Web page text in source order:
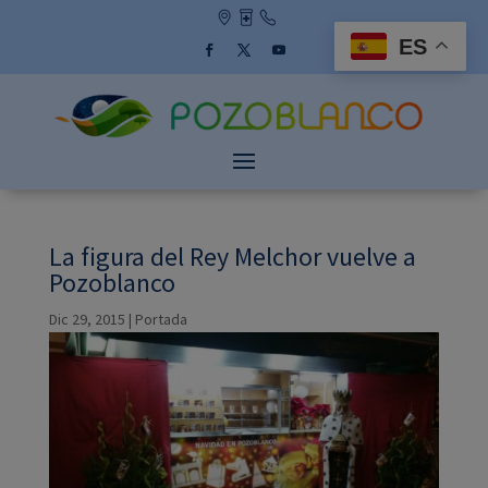
La figura del Rey Melchor vuelve a
Pozoblanco
Dic 29, 2015 | Portada
ES